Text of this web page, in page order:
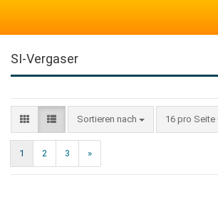
SI-Vergaser
Sortieren nach 16 pro Seite
1 2 3 »